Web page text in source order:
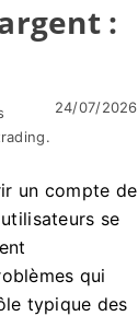
:
24/07/2026
un compte de
se
qui
typique des